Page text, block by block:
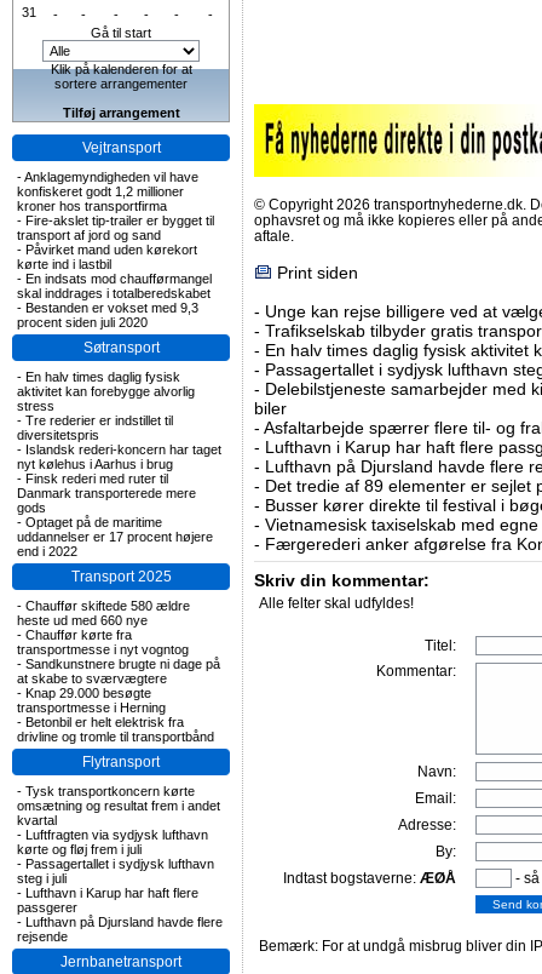
31
- - - - -
-
Gå til start
Klik på kalenderen for at
sortere arrangementer
Tilføj arrangement
Vejtransport
-Anklagemyndigheden vil have
konfiskeret godt 1,2 millioner
kroner hos transportfirma
- Fire-akslet tip-trailer er bygget til
transport af jord og sand
- Påvirket mand uden kørekort
kørte ind i lastbil
- En indsats mod chaufførmangel
skal inddrages i totalberedskabet
- Bestanden er vokset med 9,3
procent siden juli 2020
Søtransport
- En halv times daglig fysisk
aktivitet kan forebygge alvorlig
stress
- Tre rederier er indstillet til
diversitetspris
- Islandsk rederi-koncern har taget
nyt kølehus i Aarhus i brug
- Finsk rederi med ruter til
Danmark transporterede mere
gods
- Optaget på de maritime
uddannelser er 17 procent højere
end i 2022
Transport 2025
- Chauffør skiftede 580 ældre
heste ud med 660 nye
- Chauffør kørte fra
transportmesse i nyt vogntog
- Sandkunstnere brugte ni dage på
at skabe to sværvægtere
- Knap 29.000 besøgte
transportmesse i Herning
- Betonbil er helt elektrisk fra
drivline og tromle til transportbånd
Flytransport
- Tysk transportkoncern kørte
omsætning og resultat frem i andet
kvartal
- Luftfragten via sydjysk lufthavn
kørte og fløj frem i juli
- Passagertallet i sydjysk lufthavn
steg i juli
- Lufthavn i Karup har haft flere
passgerer
- Lufthavn på Djursland havde flere
rejsende
Jernbanetransport
© Copyright 2026 transportnyhederne.dk.
ophavsret og må ikke kopieres eller på
aftale.
Print siden
- Unge kan rejse billigere ved at
- Trafikselskab tilbyder gratis
- En halv times daglig fysisk aktivitet
- Passagertallet i sydjysk lufthavn
- Delebilstjeneste samarbejder med
biler
- Asfaltarbejde spærrer flere til- og
- Lufthavn i Karup har haft flere
- Lufthavn på Djursland havde flere
- Det tredie af 89 elementer er sejlet
- Busser kører direkte til festival i
- Vietnamesisk taxiselskab med
- Færgerederi anker afgørelse fra
Skriv din kommentar:
Alle felter skal udfyldes!
Titel:
Kommentar:
Navn:
Email:
Adresse:
By:
Indtast bogstaverne: ÆØÅ -
Bemærk: For at undgå misbrug bliver din